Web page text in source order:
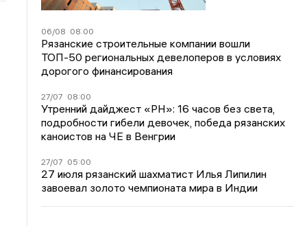
06/08 08:00
Рязанские строительные компании вошли
ТОП-50 региональных девелоперов в условиях
дорогого финансирования
27/07 08:00
Утренний дайджест «РН»: 16 часов без света,
подробности гибели девочек, победа рязанских
каноистов на ЧЕ в Венгрии
27/07 05:00
27 июля рязанский шахматист Илья Липилин
завоевал золото чемпионата мира в Индии